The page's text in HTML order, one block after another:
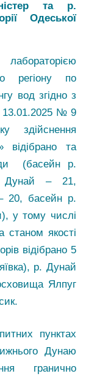
та р.
Одеської
регіону по
вод згідно з
13.01.2025 № 9
здійснення
відібрано та
(басейн р.
Дунай – 21,
20, басейн р.
у тому числі
станом якості
відібрано 5
р. Дунай
Ялпуг
пунктах
Дунаю
гранично